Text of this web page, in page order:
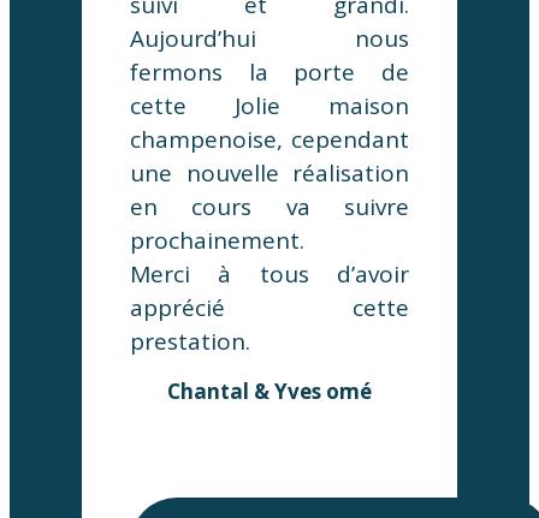
Aujourd’hui nous
fermons la porte de
cette Jolie maison
champenoise, cependant
une nouvelle réalisation
en cours va suivre
prochainement.
Merci à tous d’avoir
apprécié cette
prestation.
Chantal & Yves omé